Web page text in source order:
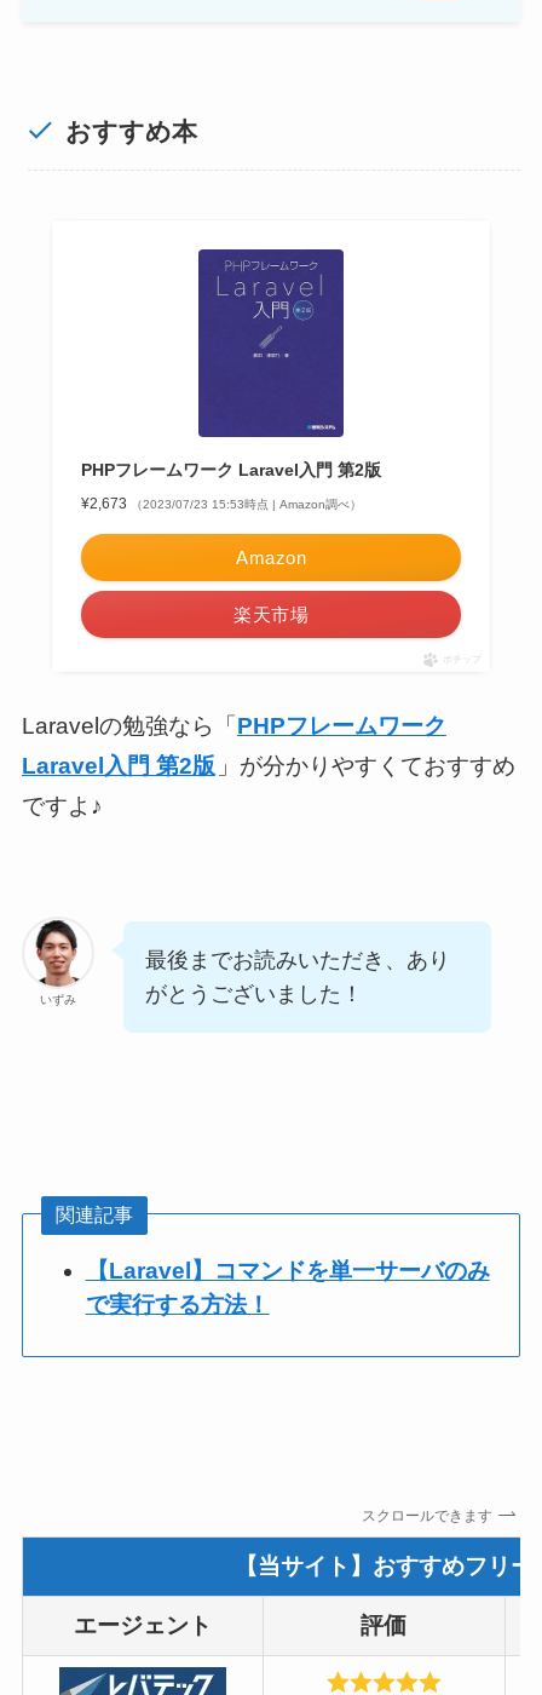
おすすめ本
PHPフレームワーク Laravel入門 第2版
¥2,673 （2023/07/23 15:53時点 | Amazon調べ）
Amazon
楽天市場
ポチップ
Laravelの勉強なら「PHPフレームワーク
Laravel入門 第2版 」が分かりやすくておすすめ
ですよ♪
いずみ
最後までお読みいただき、あり
がとうございました！
関連記事
【Laravel】コマンドを単一サーバのみ
で実行する方法！
スクロールできます
【当サイト】おすすめフリ
エージェント 評価